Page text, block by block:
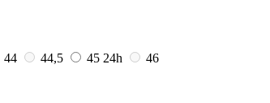
44 44,5 45 24h
46